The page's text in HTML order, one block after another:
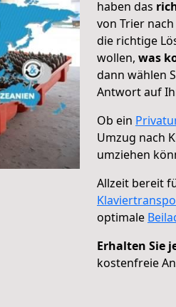
haben das
von Trier
die richtige
wollen, was
dann wählen
Antwort auf
Ob ein
Umzug nach
umziehen
Allzeit bereit
optimale
Erhalten Sie
kostenfreie